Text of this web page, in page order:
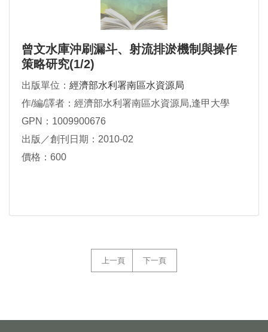
曾文水庫沖刷漏斗、射流排淤機制與操作
策略研究(1/2)
出版單位： 經濟部水利署南區水資源局
作/編/譯者：經濟部水利署南區水資源局,逢甲大學
GPN：1009900676
出版／創刊日期：2010-02
價格：600
上一頁 下一頁